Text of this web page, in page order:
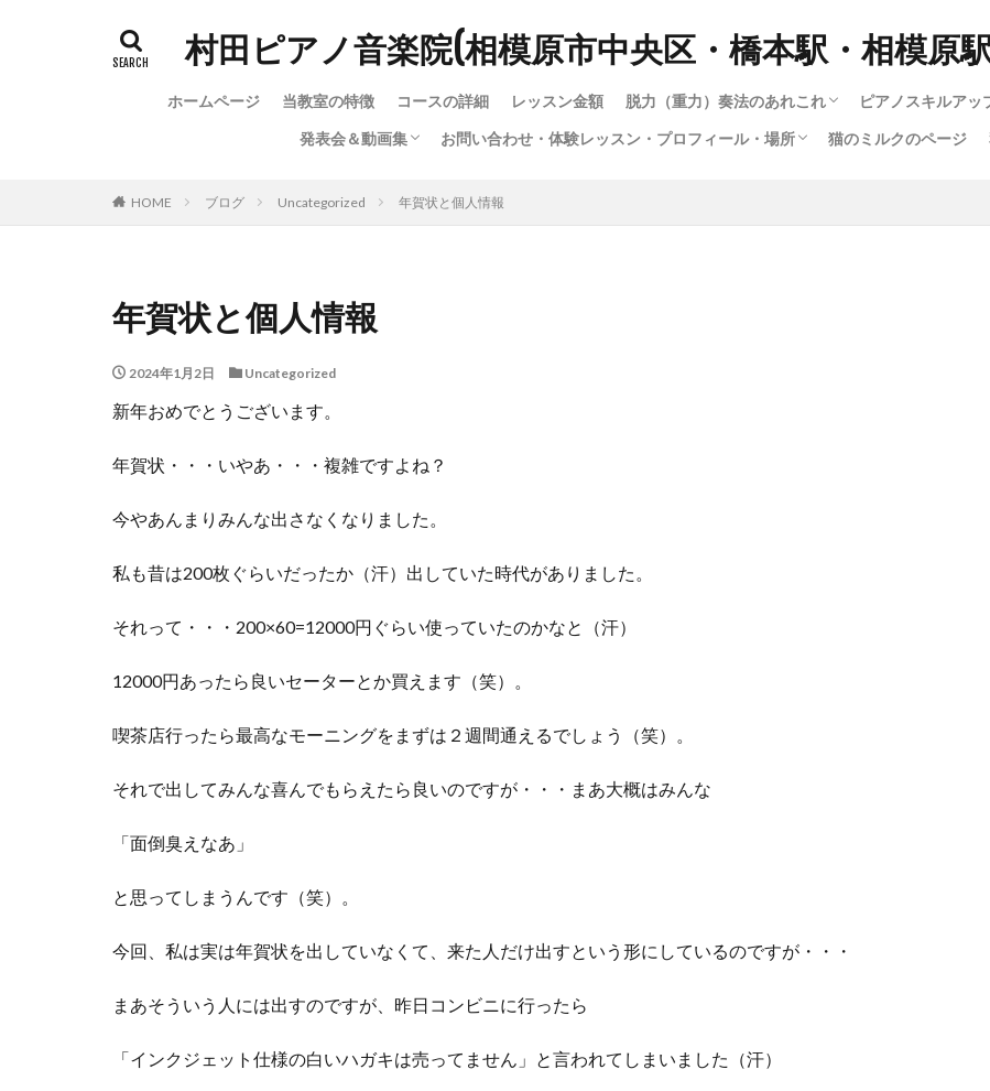
村田ピアノ音楽院(相模原市中央区・橋本駅・相模原
ホームページ 当教室の特徴 コースの詳細 レッスン金額 脱力（重力）奏法のあれこれ
脱力奏法(重量・重力奏法）スピード講座
動画で脱力・重力・重量奏法スピード講座！
もっとわかる！脱力・重力・重量奏法講座
ハノンで習得する脱力・重量（重力）奏法
ロシア奏法と重量奏法は何が違う？
ピアノスキルアッ
多彩な音色（タ
1.ピアノの構造
12.指は立てるの
大人のためのス
子供スキルアッ
楽譜出版会社の
ショパンエチュ
楽譜出版会社の
暗譜の極意技（
さまざまな曲の
youtubeによる
ハノンで習得す
ジストニア・腱
暗譜の極意技（
発表会＆動画集 お問い合わせ・体験レッスン・プロフィール・場所 猫のミルクのページ
HOME ブログ Uncategorized 年賀状と個人情報
年賀状と個人情報
2024年1月2日 Uncategorized
新年おめでとうございます。
年賀状・・・いやあ・・・複雑ですよね？
今やあんまりみんな出さなくなりました。
私も昔は200枚ぐらいだったか（汗）出していた時代がありました。
それって・・・200×60=12000円ぐらい使っていたのかなと（汗）
12000円あったら良いセーターとか買えます（笑）。
喫茶店行ったら最高なモーニングをまずは２週間通えるでしょう（笑）。
それで出してみんな喜んでもらえたら良いのですが・・・まあ大概はみんな
「面倒臭えなあ」
と思ってしまうんです（笑）。
今回、私は実は年賀状を出していなくて、来た人だけ出すという形にしているのですが・・・
まあそういう人には出すのですが、昨日コンビニに行ったら
「インクジェット仕様の白いハガキは売ってません」と言われてしまいました（汗）